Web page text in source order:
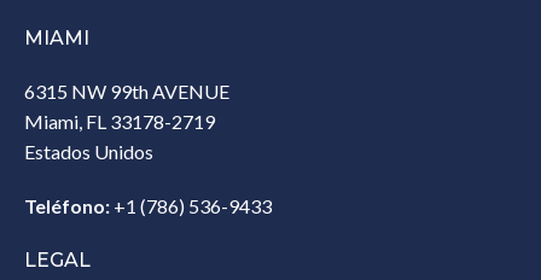
MIAMI
6315 NW 99th AVENUE
Miami, FL 33178-2719
Estados Unidos‎
Teléfono: +1 (786) 536-9433‎
LEGAL